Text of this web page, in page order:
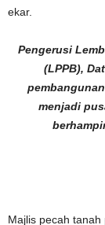
ekar.
Pengerusi
(LPPB),
menjadi
Majlis pecah